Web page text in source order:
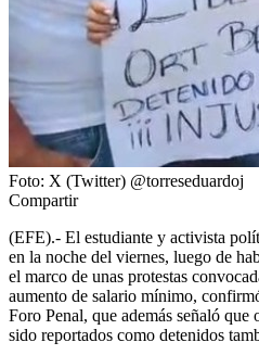
Foto: X (Twitter) @torreseduardoj
Compartir
(EFE).- El estudiante y activista
en la noche del viernes, luego de
el marco de unas protestas
aumento de salario mínimo,
Foro Penal, que además señaló que
sido reportados como detenidos